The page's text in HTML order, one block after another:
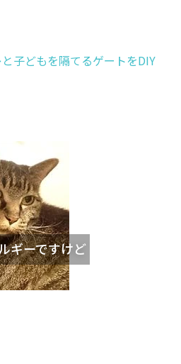
子どもを隔てるゲートをDIY
ギーですけど